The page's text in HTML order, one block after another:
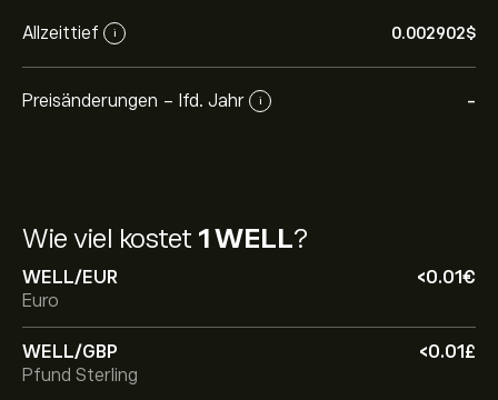
Wie viel kostet 1 WELL?
WELL/EUR
‎<‎0.01‎€‎
Euro
WELL/GBP
‎<‎0.01‎£‎
Pfund Sterling
Allzeittief i 0.002902‎$‎
Preisänderungen - lfd. Jahr i -